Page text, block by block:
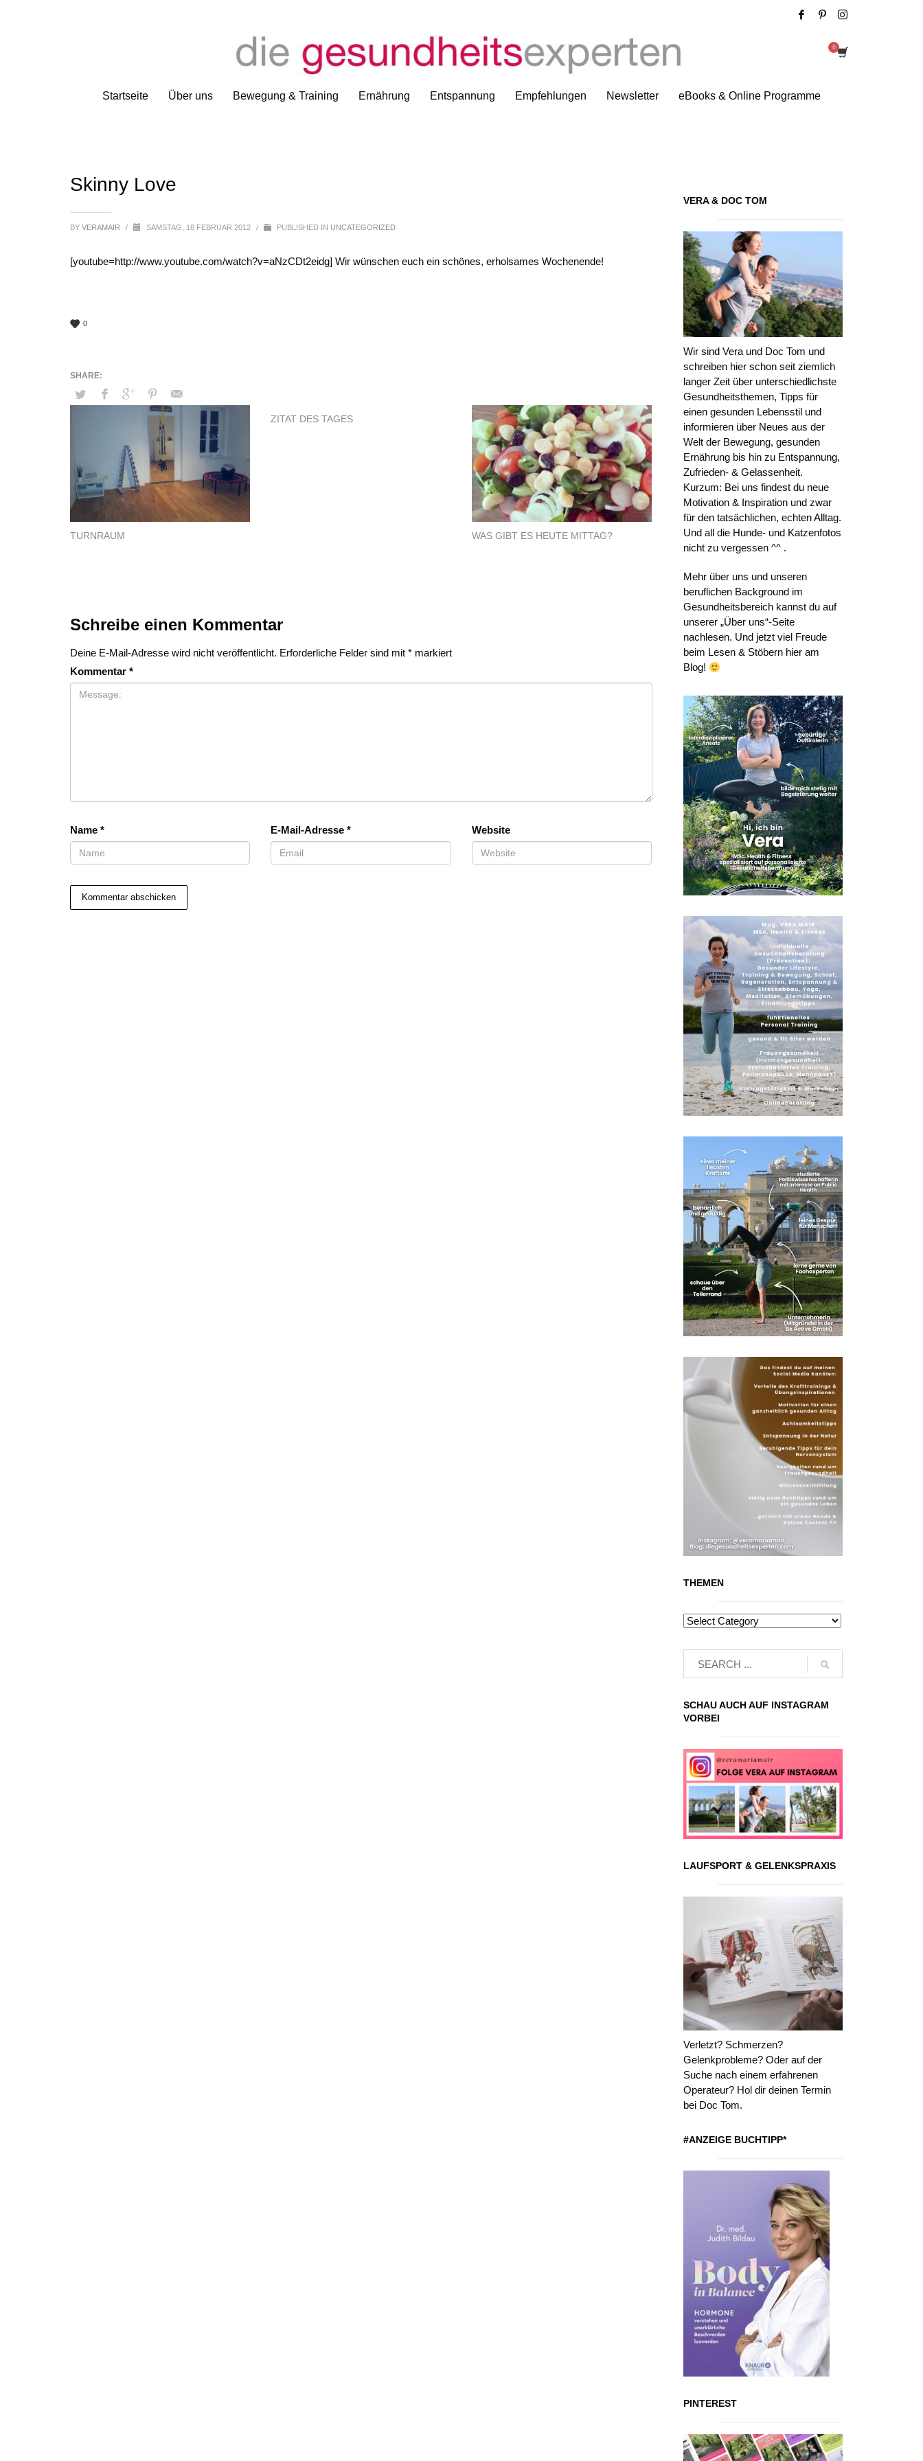
Startseite Über uns Bewegung & Training Ernährung Entspannung Empfehlungen Newsletter eBooks & Online Programme
Skinny Love
Skinny Love
BY VERAMAIR / SAMSTAG, 18 FEBRUAR 2012 / PUBLISHED IN UNCATEGORIZED
[youtube=http://www.youtube.com/watch?v=aNzCDt2eidg] Wir wünschen euch ein schönes, erholsames Wochenende!
0
TURNRAUM
ZITAT DES TAGES
WAS GIBT ES HEUTE MITTAG?
Schreibe einen Kommentar
Deine E-Mail-Adresse wird nicht veröffentlicht. Erforderliche Felder sind mit * markiert
Kommentar *
Name * E-Mail-Adresse* Website
VERA & DOC TOM
Wir sind Vera und Doc Tom und
schreiben hier schon seit ziemlich
langer Zeit über unterschiedlichste
Gesundheitsthemen, Tipps für
einen gesunden Lebensstil und
informieren über Neues aus der
Welt der Bewegung, gesunden
Ernährung bis hin zu Entspannung,
Zufrieden- & Gelassenheit.
Kurzum: Bei uns findest du neue
Motivation & Inspiration und zwar
für den tatsächlichen, echten Alltag.
Und all die Hunde- und Katzenfotos
nicht zu vergessen ^^ .
Mehr über uns und unseren
beruflichen Background im
Gesundheitsbereich kannst du auf
unserer „Über uns“-Seite
nachlesen. Und jetzt viel Freude
beim Lesen & Stöbern hier am
Blog!
THEMEN
SCHAU AUCH AUF INSTAGRAM
VORBEI
LAUFSPORT & GELENKSPRAXIS
Verletzt? Schmerzen?
Gelenkprobleme? Oder auf der
Suche nach einem erfahrenen
Operateur? Hol dir deinen Termin
bei Doc Tom.
#ANZEIGE BUCHTIPP*
PINTEREST